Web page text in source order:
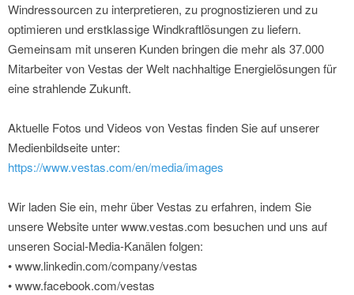
Windressourcen zu interpretieren, zu prognostizieren und zu
optimieren und erstklassige Windkraftlösungen zu liefern.
Gemeinsam mit unseren Kunden bringen die mehr als 37.000
Mitarbeiter von Vestas der Welt nachhaltige Energielösungen für
eine strahlende Zukunft.
Aktuelle Fotos und Videos von Vestas finden Sie auf unserer
Medienbildseite unter:
https://www.vestas.com/en/media/images
Wir laden Sie ein, mehr über Vestas zu erfahren, indem Sie
unsere Website unter www.vestas.com besuchen und uns auf
unseren Social-Media-Kanälen folgen:
• www.linkedin.com/company/vestas
• www.facebook.com/vestas